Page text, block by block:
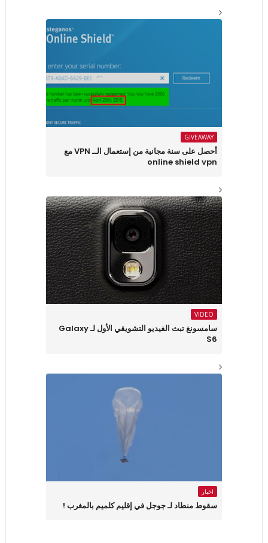
GIVEAWAY
أحصل على سنة مجانية من إستعمال الــ VPN مع
online shield vpn
VIDEO
سامسونغ تبث الفيديو التشويقي الأول لـ Galaxy
S6‎
اخبار
سقوط منطاد لـ جوجل في إقليم كلميم بالمغرب !